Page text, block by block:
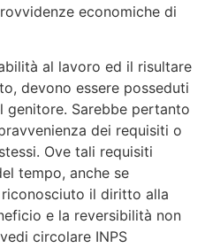
economiche di
al lavoro ed il risultare
devono essere posseduti
Sarebbe pertanto
dei requisiti o
Ove tali requisiti
tempo, anche se
il diritto alla
e la reversibilità non
circolare INPS